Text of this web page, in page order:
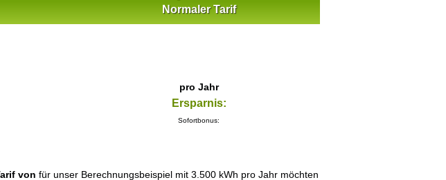
Normaler Tarif
pro Jahr
Ersparnis:
Sofortbonus:
von für unser Berechnungsbeispiel mit 3.500 kWh pro Jahr möchten